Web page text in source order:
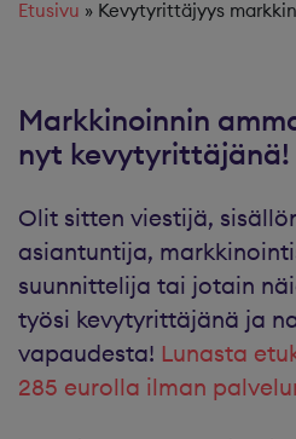
Etusivu » Kevytyrittäjyys
Markkinoinnin
nyt kevytyrittäjänä!
Olit sitten viestijä,
asiantuntija,
suunnittelija tai jotain
työsi kevytyrittäjänä ja
vapaudesta! Lunasta
285 eurolla ilman